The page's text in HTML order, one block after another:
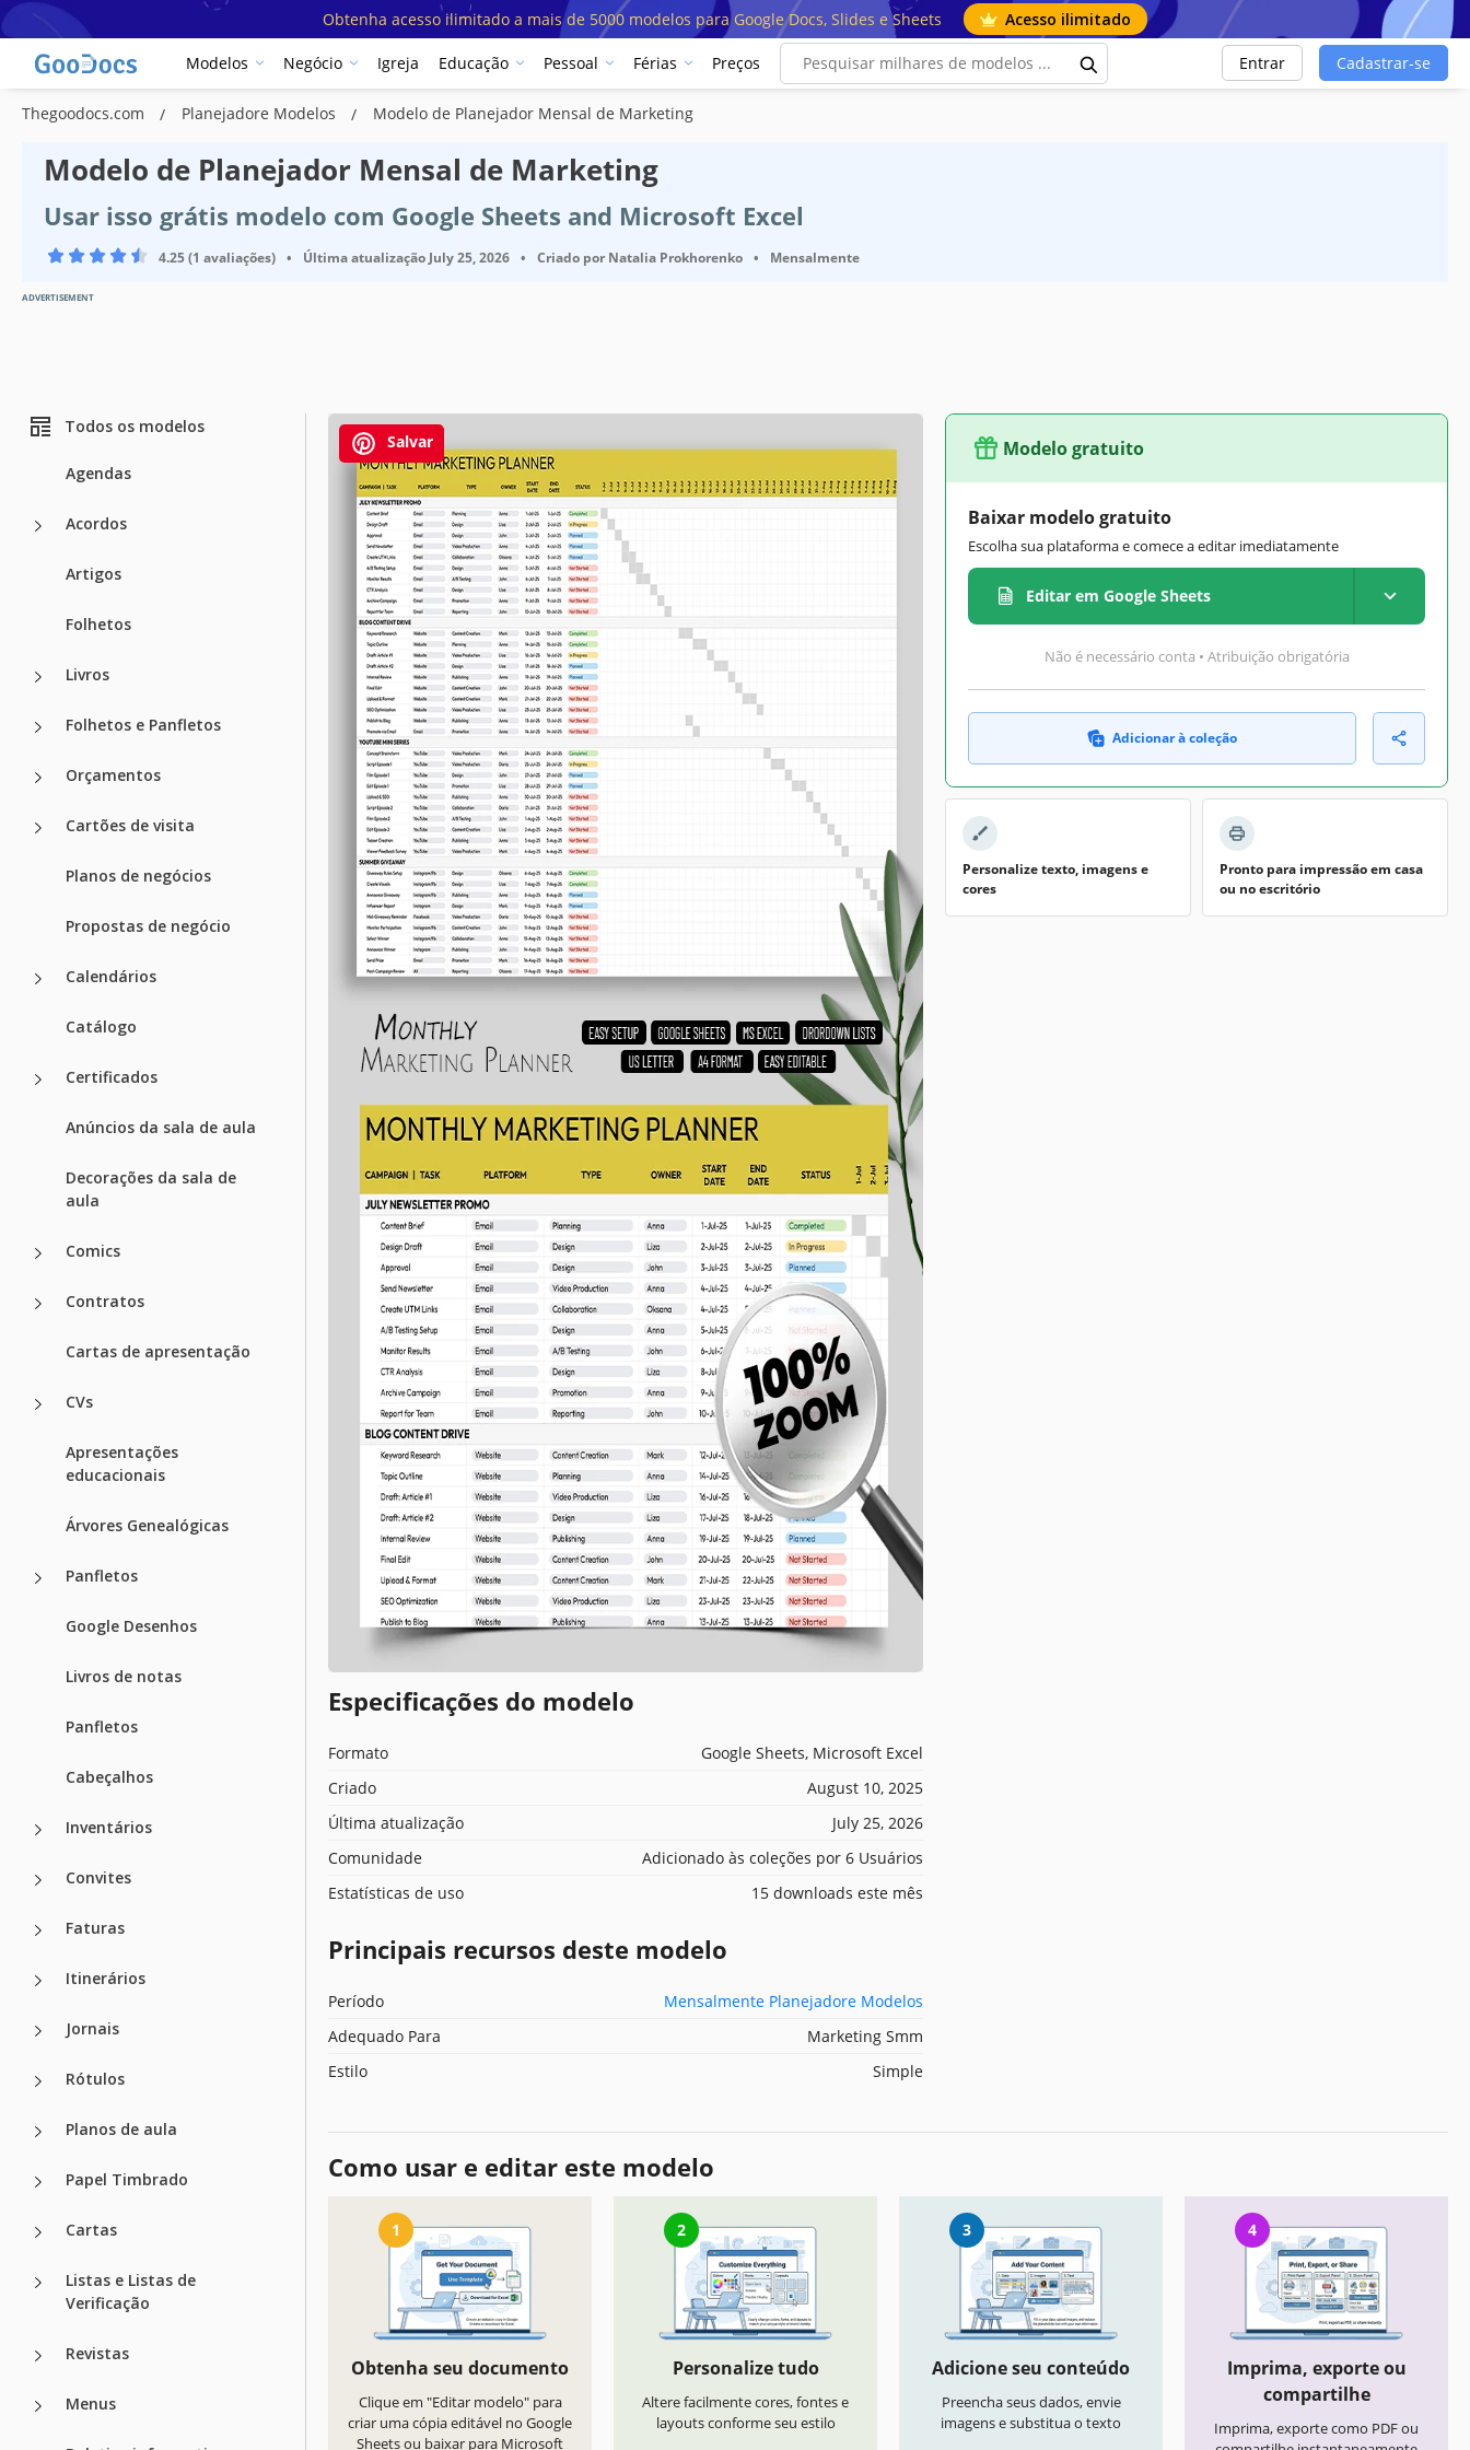
Obtenha acesso ilimitado a mais de 5000 modelos para Google Docs, Slides e Sheets Acesso ilimitado
Modelos Negócio Igreja Educação Pessoal Férias Preços Entrar Cadastrar-se
Thegoodocs.com Planejadore Modelos Modelo de Planejador Mensal de Marketing
Modelo de Planejador Mensal de Marketing
Usar isso grátis modelo com Google Sheets and Microsoft Excel
4.25 (1 avaliações) • Última atualização July 25, 2026 • Criado por Natalia Prokhorenko • Mensalmente
ADVERTISEMENT
Todos os modelos
Agendas
Acordos
Artigos
Folhetos
Livros
Folhetos e Panfletos
Orçamentos
Cartões de visita
Planos de negócios
Propostas de negócio
Calendários
Catálogo
Certificados
Anúncios da sala de aula
Decorações da sala de
aula
Comics
Contratos
Cartas de apresentação
CVs
Apresentações
educacionais
Árvores Genealógicas
Panfletos
Google Desenhos
Livros de notas
Panfletos
Cabeçalhos
Inventários
Convites
Faturas
Itinerários
Jornais
Rótulos
Planos de aula
Papel Timbrado
Cartas
Listas e Listas de
Verificação
Revistas
Menus
Salvar
Especificações do modelo
Formato
Google Sheets, Microsoft Excel
Criado
August 10, 2025
Última atualização
July 25, 2026
Comunidade
Adicionado às coleções por 6 Usuários
Estatísticas de uso
15 downloads este mês
Principais recursos deste modelo
Período
Mensalmente Planejadore Modelos
Adequado Para
Marketing Smm
Estilo
Simple
Modelo gratuito
Baixar modelo gratuito
Escolha sua plataforma e comece a editar imediatamente
Editar em Google Sheets
Não é necessário conta • Atribuição obrigatória
Adicionar à coleção
Personalize texto, imagens e
cores
Pronto para impressão em casa
ou no escritório
Como usar e editar este modelo
1
Obtenha seu documento
Clique em "Editar modelo" para
criar uma cópia editável no Google
Sheets ou baixar para Microsoft
2
Personalize tudo
Altere facilmente cores, fontes e
layouts conforme seu estilo
3
Adicione seu conteúdo
Preencha seus dados, envie
imagens e substitua o texto
4
Imprima, exporte ou
compartilhe
Imprima, exporte como PDF ou